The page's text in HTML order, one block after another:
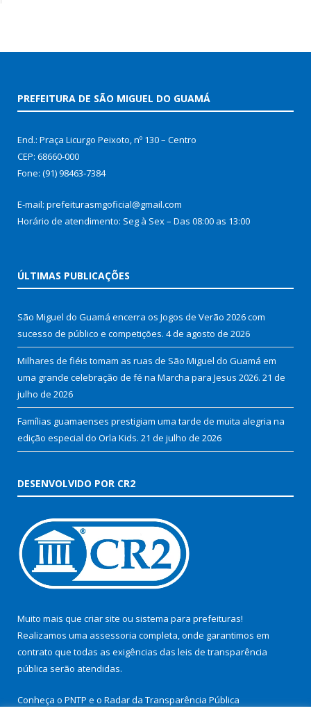
PREFEITURA DE SÃO MIGUEL DO GUAMÁ
End.: Praça Licurgo Peixoto, nº 130 – Centro
CEP: 68660-000
Fone: (91) 98463-7384
E-mail: prefeiturasmgoficial@gmail.com
Horário de atendimento: Seg à Sex – Das 08:00 as 13:00
ÚLTIMAS PUBLICAÇÕES
São Miguel do Guamá encerra os Jogos de Verão 2026 com
sucesso de público e competições. 4 de agosto de 2026
Milhares de fiéis tomam as ruas de São Miguel do Guamá em
uma grande celebração de fé na Marcha para Jesus 2026. 21 de
julho de 2026
Famílias guamaenses prestigiam uma tarde de muita alegria na
edição especial do Orla Kids. 21 de julho de 2026
DESENVOLVIDO POR CR2
Muito mais que criar site ou sistema para prefeituras!
Realizamos uma assessoria completa, onde garantimos em
contrato que todas as exigências das leis de transparência
pública serão atendidas.
Conheça o PNTP e o Radar da Transparência Pública